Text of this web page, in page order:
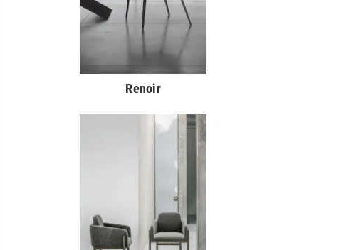
Renoir